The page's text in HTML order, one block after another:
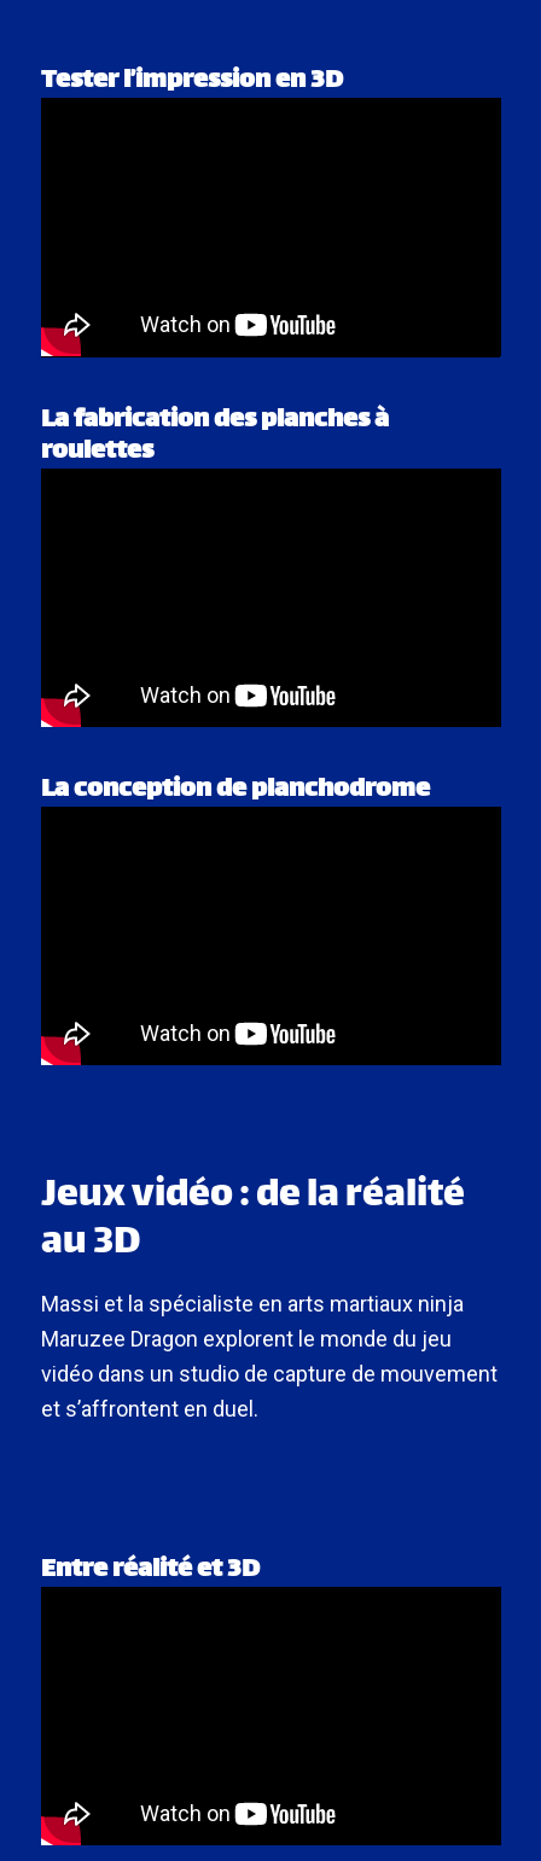
La conception de planchodrome
La fabrication des planches à
roulettes
Tester l’impression en 3D
Jeux vidéo : de la réalité
au 3D
Massi et la spécialiste en arts martiaux ninja
Maruzee Dragon explorent le monde du jeu
vidéo dans un studio de capture de mouvement
et s’affrontent en duel.
Entre réalité et 3D